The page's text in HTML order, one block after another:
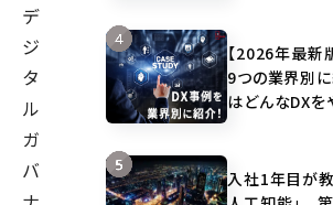
デ
ジ
タ
ル
ガ
バ
【2026年最新
9つの業界別
はどんなDXを
入社1年目が